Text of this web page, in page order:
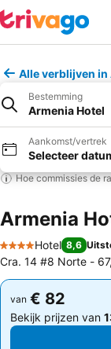
Alle verblijven in
Bestemming
Armenia Hotel
Aankomst/vertrek
Selecteer
Hoe commissies de
Armenia
4 Sterren
Hotel 8,6
Cra. 14 #8 Norte -
van € 82
Bekijk prijzen van
van € 82
Bekijk prijzen van